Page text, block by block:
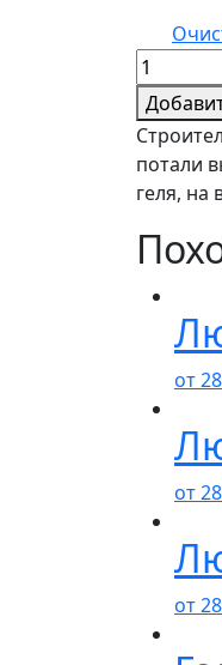
товара
Люкс
гель
Поталь
номер
1
потали
геля, на
от
от
от